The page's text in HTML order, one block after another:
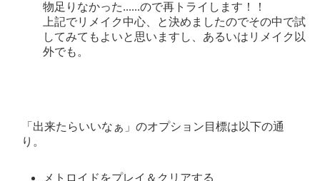
物足りなかった......ので再トライします！！
上記でリメイク中心、と決めましたのでその中で試
してみてもよいと思いますし、あるいはリメイク以
外でも。
「出来たらいいなぁ」のオプション目標は以下の通
り。
メトロイドをプレイ＆クリアする